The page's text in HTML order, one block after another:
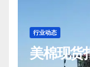
行业动态
美棉现货